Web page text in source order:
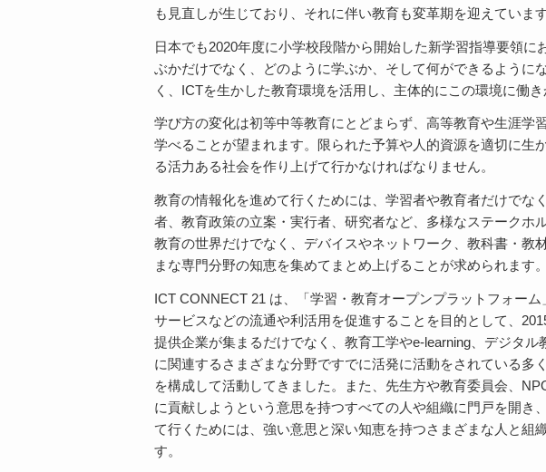
も見直しが生じており、それに伴い教育も変革期を迎えています
日本でも2020年度に小学校段階から開始した新学習指導要領
ぶかだけでなく、どのように学ぶか、そして何ができるよう
く、ICTを生かした教育環境を活用し、主体的にこの環境に働
学び方の変化は初等中等教育にとどまらず、高等教育や生涯
学べることが望まれます。限られた予算や人的資源を適切に生
る活力ある社会を作り上げて行かなければなりません。
教育の情報化を進めて行くためには、学習者や教育者だけで
者、教育政策の立案・実行者、研究者など、多様なステークホ
教育の世界だけでなく、デバイスやネットワーク、教科書・
まな専門分野の知恵を集めてまとめ上げることが求められます。
ICT CONNECT 21 は、「学習・教育オープンプラットフォー
サービスなどの流通や利活用を促進することを目的として、
提供企業が集まるだけでなく、教育工学やe-learning、デジタ
に関連するさまざまな分野ですでに活発に活動をされている
を構成して活動してきました。また、先生方や教育委員会、
に貢献しようという意思を持つすべての人や組織に門戸を開
て行くためには、強い意思と深い知恵を持つさまざまな人と組
す。